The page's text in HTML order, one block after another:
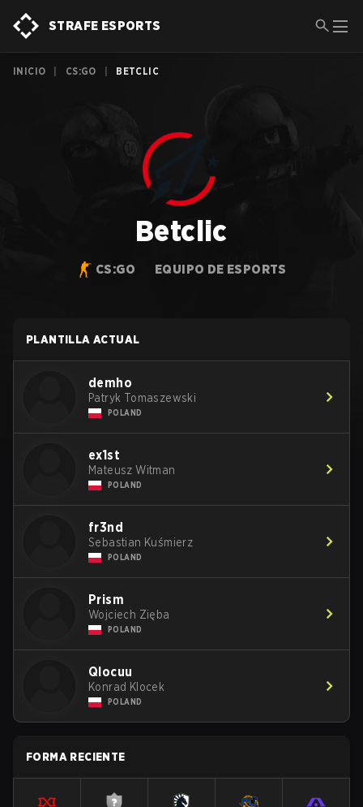
STRAFE ESPORTS
INICIO CS:GO BETCLIC
Betclic
CS:GO EQUIPO DE ESPORTS
PLANTILLA ACTUAL
demho
Patryk Tomaszewski
POLAND
ex1st
Mateusz Witman
POLAND
fr3nd
Sebastian Kuśmierz
POLAND
Prism
Wojciech Zięba
POLAND
Qlocuu
Konrad Klocek
POLAND
FORMA RECIENTE